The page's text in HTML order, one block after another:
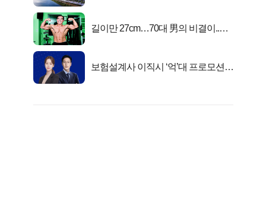
길이만 27cm…70대 男의 비결이..충
보험설계사 이직시 ‘억’대 프로모션!